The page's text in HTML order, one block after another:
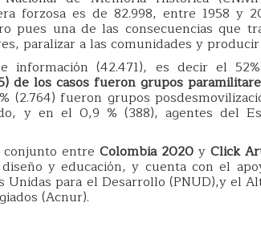
forzosa es de 82.998, entre 1958 y
pues una de las consecuencias que
paralizar a las comunidades y
información (42.471), es decir el
de los casos fueron grupos
(2.764) fueron grupos
y en el 0,9 % (388), agentes del
entre Colombia 2020 y Click
y educación, y cuenta con el
Unidas para el Desarrollo (PNUD),y el
(Acnur).